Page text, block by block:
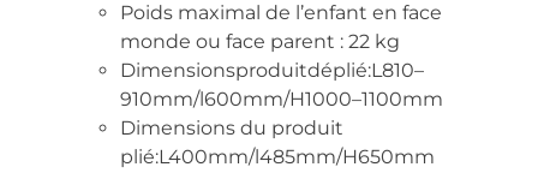
Poids maximal de l’enfant en face
monde ou face parent : 22 kg
Dimensionsproduitdéplié:L810–
910mm/l600mm/H1000–1100mm
Dimensions du produit
plié:L400mm/l485mm/H650mm